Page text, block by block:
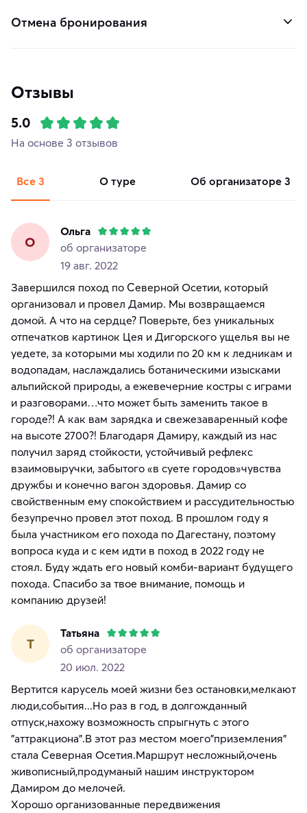
Отмена бронирования
Отзывы
5.0
На основе 3 отзывов
Все 3 о туре об организаторе 3
О
Ольга
об организаторе
19 авг. 2022
Завершился поход по Северной Осетии, который
организовал и провел Дамир. Мы возвращаемся
домой. А что на сердце? Поверьте, без уникальных
отпечатков картинок Цея и Дигорского ущелья вы не
уедете, за которыми мы ходили по 20 км к ледникам и
водопадам, наслаждались ботаническими изысками
альпийской природы, а ежевечерние костры с играми
и разговорами…что может быть заменить такое в
городе?! А как вам зарядка и свежезаваренный кофе
на высоте 2700?! Благодаря Дамиру, каждый из нас
получил заряд стойкости, устойчивый рефлекс
взаимовыручки, забытого «в суете городов»чувства
дружбы и конечно вагон здоровья. Дамир со
свойственным ему спокойствием и рассудительностью
безупречно провел этот поход. В прошлом году я
была участником его похода по Дагестану, поэтому
вопроса куда и с кем идти в поход в 2022 году не
стоял. Буду ждать его новый комби-вариант будущего
похода. Спасибо за твое внимание, помощь и
компанию друзей!
Т
Татьяна
об организаторе
20 июл. 2022
Вертится карусель моей жизни без остановки,мелкают
люди,события...Но раз в год, в долгожданный
отпуск,нахожу возможность спрыгнуть с этого
"аттракциона".В этот раз местом моего"приземления"
стала Северная Осетия.Маршрут несложный,очень
живописный,продуманый нашим инструктором
Дамиром до мелочей.
Хорошо организованные передвижения